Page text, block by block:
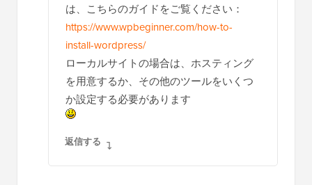
は、こちらのガイドをご覧ください：
https://www.wpbeginner.com/how-to-
install-wordpress/
ローカルサイトの場合は、ホスティング
を用意するか、その他のツールをいくつ
か設定する必要があります
返信する